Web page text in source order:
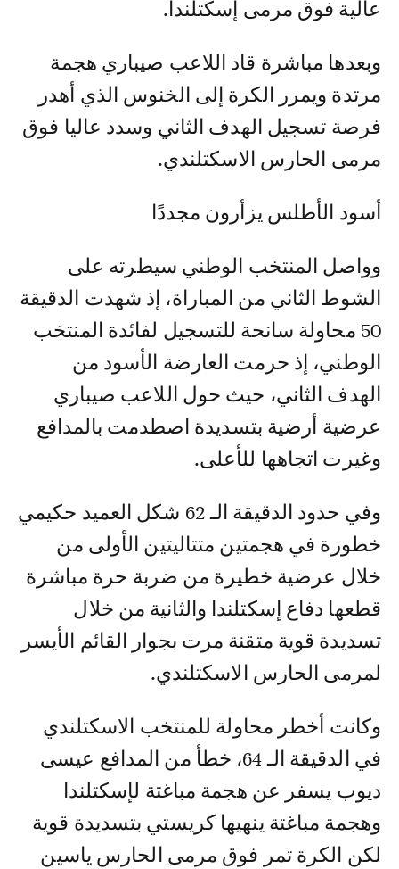
عالية فوق مرمى إسكتلندا.
وبعدها مباشرة قاد اللاعب صيباري هجمة
مرتدة ويمرر الكرة إلى الخنوس الذي أهدر
فرصة تسجيل الهدف الثاني وسدد عاليا فوق
مرمى الحارس الاسكتلندي.
أسود الأطلس يزأرون مجددًا
وواصل المنتخب الوطني سيطرته على
الشوط الثاني من المباراة، إذ شهدت الدقيقة
50 محاولة سانحة للتسجيل لفائدة المنتخب
الوطني، إذ حرمت العارضة الأسود من
الهدف الثاني، حيث حول اللاعب صيباري
عرضية أرضية بتسديدة اصطدمت بالمدافع
وغيرت اتجاهها للأعلى.
وفي حدود الدقيقة الـ 62 شكل العميد حكيمي
خطورة في هجمتين متتاليتين الأولى من
خلال عرضية خطيرة من ضربة حرة مباشرة
قطعها دفاع إسكتلندا والثانية من خلال
تسديدة قوية متقنة مرت بجوار القائم الأيسر
لمرمى الحارس الاسكتلندي.
وكانت أخطر محاولة للمنتخب الاسكتلندي
في الدقيقة الـ 64، خطأ من المدافع عيسى
ديوب يسفر عن هجمة مباغتة لإسكتلندا
وهجمة مباغتة ينهيها كريستي بتسديدة قوية
لكن الكرة تمر فوق مرمى الحارس ياسين